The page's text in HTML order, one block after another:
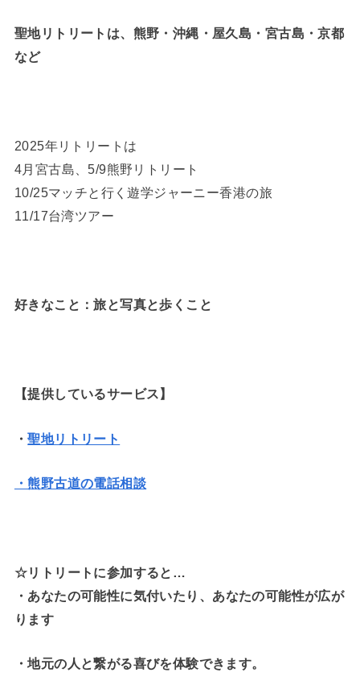
聖地リトリートは、熊野・沖縄・屋久島・宮古島・京都
など
2025年リトリートは
4月宮古島、5/9熊野リトリート
10/25マッチと行く遊学ジャーニー香港の旅
11/17台湾ツアー
好きなこと：旅と写真と歩くこと
【提供しているサービス】
・聖地リトリート
・熊野古道の電話相談
☆リトリートに参加すると…
・ あなたの可能性に気付いたり、あなたの可能性が広が
ります
・地元の人と繋がる喜びを体験できます。